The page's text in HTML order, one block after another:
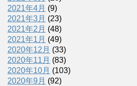
2021年4月 (9)
2021年3月 (23)
2021年2月 (48)
2021年1月 (49)
2020年12月 (33)
2020年11月 (83)
2020年10月 (103)
2020年9月 (92)